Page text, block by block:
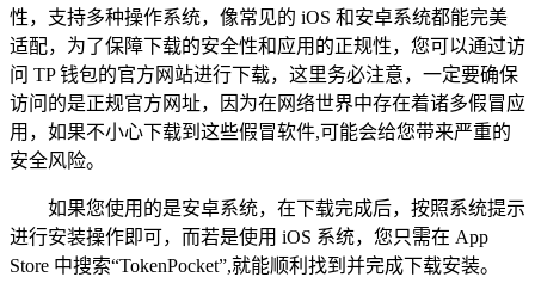
性，支持多种操作系统，像常见的 iOS 和安卓系统都能完美
适配，为了保障下载的安全性和应用的正规性，您可以通过访
问 TP 钱包的官方网站进行下载，这里务必注意，一定要确保
访问的是正规官方网址，因为在网络世界中存在着诸多假冒应
用，如果不小心下载到这些假冒软件,可能会给您带来严重的
安全风险。
如果您使用的是安卓系统，在下载完成后，按照系统提示
进行安装操作即可，而若是使用 iOS 系统，您只需在 App
Store 中搜索“TokenPocket”,就能顺利找到并完成下载安装。